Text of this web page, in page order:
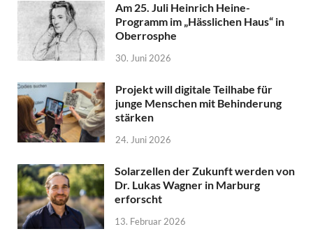
Am 25. Juli Heinrich Heine-
Programm im „Hässlichen Haus“ in
Oberrosphe
30. Juni 2026
Projekt will digitale Teilhabe für
junge Menschen mit Behinderung
stärken
24. Juni 2026
Solarzellen der Zukunft werden von
Dr. Lukas Wagner in Marburg
erforscht
13. Februar 2026